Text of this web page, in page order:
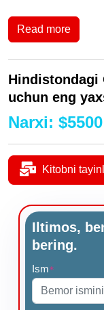
Read more
Hindistondagi
uchun eng
Narxi: $5500
Kitobni
Iltimos,
bering.
Ism*